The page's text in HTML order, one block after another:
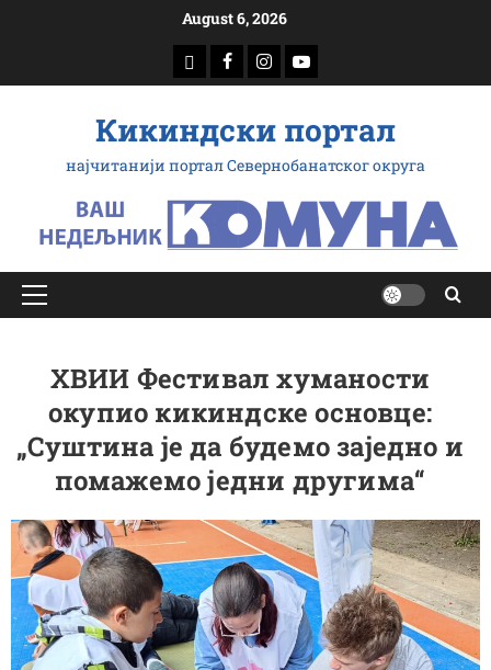
August 6, 2026
доwнлоад
Фацебоок
Инстаграм
Yоутубе
Кикиндски портал
најчитанији портал Севернобанатског округа
Примарy
XВИИ Фестивал хуманости
окупио кикиндске основце:
„Суштина је да будемо заједно и
помажемо једни другима“